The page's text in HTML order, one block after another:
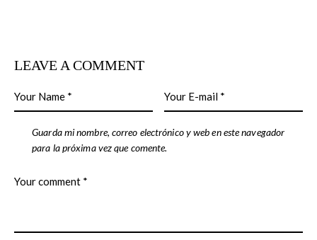
LEAVE A COMMENT
Guarda mi nombre, correo electrónico y web en este navegador
para la próxima vez que comente.